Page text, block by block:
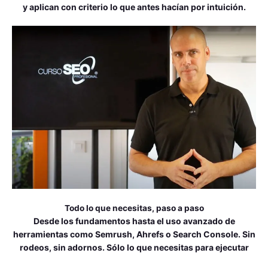
y aplican con criterio lo que antes hacían por intuición.
Todo lo que necesitas, paso a paso
Desde los fundamentos hasta el uso avanzado de
herramientas como Semrush, Ahrefs o Search Console. Sin
rodeos, sin adornos. Sólo lo que necesitas para ejecutar